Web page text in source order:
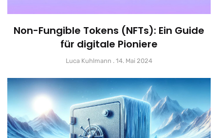
Non-Fungible Tokens (NFTs): Ein Guide
für digitale Pioniere
Luca Kuhlmann 14. Mai 2024